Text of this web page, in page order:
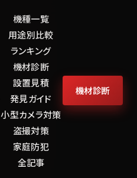
機種一覧
用途別比較
ランキング
機材診断
設置見積
発見ガイド
小型カメラ対策
盗撮対策
家庭防犯
全記事
機材診断